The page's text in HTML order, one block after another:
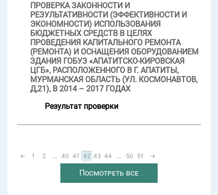
ПРОВЕРКА ЗАКОННОСТИ И
РЕЗУЛЬТАТИВНОСТИ (ЭФФЕКТИВНОСТИ И
ЭКОНОМНОСТИ) ИСПОЛЬЗОВАНИЯ
БЮДЖЕТНЫХ СРЕДСТВ В ЦЕЛЯХ
ПРОВЕДЕНИЯ КАПИТАЛЬНОГО РЕМОНТА
(РЕМОНТА) И ОСНАЩЕНИЯ ОБОРУДОВАНИЕМ
ЗДАНИЯ ГОБУЗ «АПАТИТСКО-КИРОВСКАЯ
ЦГБ», РАСПОЛОЖЕННОГО В Г. АПАТИТЫ,
МУРМАНСКАЯ ОБЛАСТЬ (УЛ. КОСМОНАВТОВ,
Д,21), В 2014 – 2017 ГОДАХ
Результат проверки
← 1 2 ... 40 41 42 43 44 ... 50 51 →
Посмотреть все